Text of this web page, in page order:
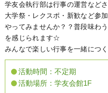
学友会執行部は行事の運営など
大学祭・レクスポ・新歓など参
やってみませんか？？普段味わ
を感じられます☆
みんなで楽しい行事を一緒につ
活動時間： 不定期
活動場所： 学友会館1F